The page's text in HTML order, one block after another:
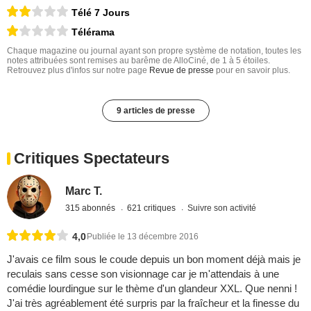
Télé 7 Jours
Télérama
Chaque magazine ou journal ayant son propre système de notation, toutes les
notes attribuées sont remises au barême de AlloCiné, de 1 à 5 étoiles.
Retrouvez plus d'infos sur notre page Revue de presse pour en savoir plus.
9 articles de presse
Critiques Spectateurs
Marc T.
315 abonnés 621 critiques Suivre son activité
4,0 Publiée le 13 décembre 2016
J'avais ce film sous le coude depuis un bon moment déjà mais je
reculais sans cesse son visionnage car je m'attendais à une
comédie lourdingue sur le thème d'un glandeur XXL. Que nenni !
J'ai très agréablement été surpris par la fraîcheur et la finesse du